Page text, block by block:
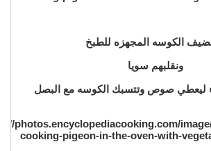
الكوسه المجهزه للطبخ
ونقلبهم سويا
ليعطي صوص وتتسبك الكوسه مع البصل